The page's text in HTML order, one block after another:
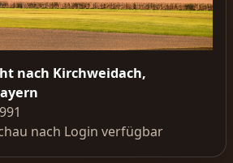
nach Kirchweidach,
nach Login verfügbar